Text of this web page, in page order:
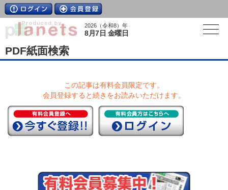
2026（令和8）年
8月7日 金曜日
PDF紙面検索
この記事は有料会員限定です。
会員登録すると続きをお読みいただけます。